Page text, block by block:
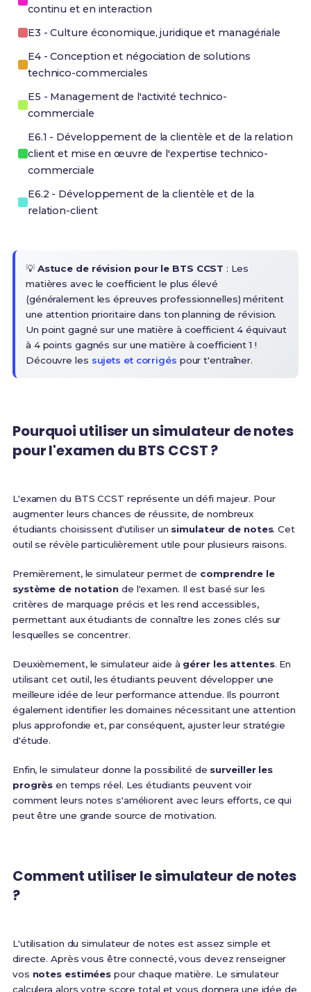
continu et en interaction
E3 - Culture économique, juridique et managériale
E4 - Conception et négociation de solutions
technico-commerciales
E5 - Management de l'activité technico-
commerciale
E6.1 - Développement de la clientèle et de la relation
client et mise en œuvre de l'expertise technico-
commerciale
E6.2 - Développement de la clientèle et de la
relation-client
💡Astuce de révision pour le BTS CCST : Les
matières avec le coefficient le plus élevé
(généralement les épreuves professionnelles) méritent
une attention prioritaire dans ton planning de révision.
Un point gagné sur une matière à coefficient 4 équivaut
à 4 points gagnés sur une matière à coefficient 1 !
Découvre les sujets et corrigés pour t'entraîner.
Pourquoi utiliser un simulateur de notes
pour l'examen du BTS CCST ?
L'examen du BTS CCST représente un défi majeur. Pour
augmenter leurs chances de réussite, de nombreux
étudiants choisissent d'utiliser un simulateur de notes. Cet
outil se révèle particulièrement utile pour plusieurs raisons.
Premièrement, le simulateur permet de comprendre le
système de notation de l'examen. Il est basé sur les
critères de marquage précis et les rend accessibles,
permettant aux étudiants de connaître les zones clés sur
lesquelles se concentrer.
Deuxièmement, le simulateur aide à gérer les attentes. En
utilisant cet outil, les étudiants peuvent développer une
meilleure idée de leur performance attendue. Ils pourront
également identifier les domaines nécessitant une attention
plus approfondie et, par conséquent, ajuster leur stratégie
d'étude.
Enfin, le simulateur donne la possibilité de surveiller les
progrès en temps réel. Les étudiants peuvent voir
comment leurs notes s'améliorent avec leurs efforts, ce qui
peut être une grande source de motivation.
Comment utiliser le simulateur de notes
?
L'utilisation du simulateur de notes est assez simple et
directe. Après vous être connecté, vous devez renseigner
vos notes estimées pour chaque matière. Le simulateur
calculera alors votre score total et vous donnera une idée de